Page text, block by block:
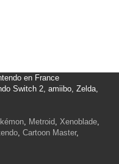
en France
Switch 2, amiibo, Zelda,
, Metroid, Xenoblade,
, Cartoon Master,